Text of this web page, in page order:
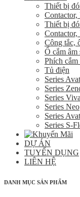
Thiết bị
Contactor,
Thiết bị
Contactor,
Công tắc,
Ổ cắm âm
Phích
Tủ điện
Series
Series
Series
Series Neo
Series
Series S-
DỰ ÁN
TUYỂN DỤNG
LIÊN HỆ
DANH MỤC SẢN PHẨM